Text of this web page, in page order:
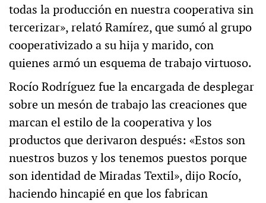
todas la producción en nuestra cooperativa sin
tercerizar», relató Ramírez, que sumó al grupo
cooperativizado a su hija y marido, con
quienes armó un esquema de trabajo virtuoso.
Rocío Rodríguez fue la encargada de desplegar
sobre un mesón de trabajo las creaciones que
marcan el estilo de la cooperativa y los
productos que derivaron después: «Estos son
nuestros buzos y los tenemos puestos porque
son identidad de Miradas Textil», dijo Rocío,
haciendo hincapié en que los fabrican